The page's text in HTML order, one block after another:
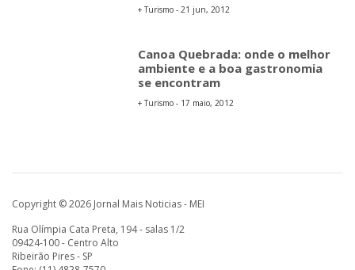
+ Turismo - 21 jun, 2012
Canoa Quebrada: onde o melhor
ambiente e a boa gastronomia
se encontram
+ Turismo - 17 maio, 2012
Copyright © 2026 Jornal Mais Noticias - MEI
Rua Olímpia Cata Preta, 194 - salas 1/2
09424-100 - Centro Alto
Ribeirão Pires - SP